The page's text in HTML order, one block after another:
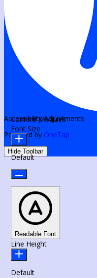
Accessibility Adjustments
Powered by OneTap
Hide Toolbar
Content Modules
Font Size
Default
Readable Font
Line Height
Default